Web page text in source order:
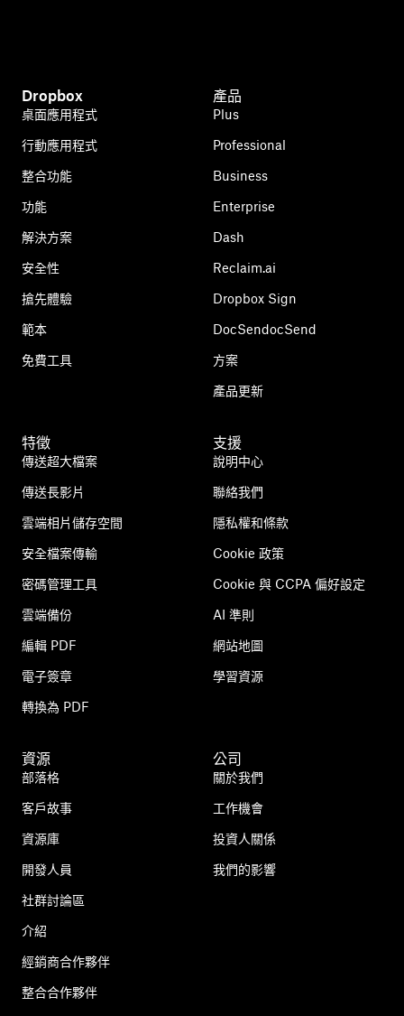
Dropbox
桌面應用程式
行動應用程式
整合功能
功能
解決方案
安全性
搶先體驗
範本
免費工具
產品
Plus
Professional
Business
Enterprise
Dash
Reclaim.ai
Dropbox Sign
DocSendocSend
方案
產品更新
特徵
傳送超大檔案
傳送長影片
雲端相片儲存空間
安全檔案傳輸
密碼管理工具
雲端備份
編輯 PDF
電子簽章
轉換為 PDF
支援
說明中心
聯絡我們
隱私權和條款
Cookie 政策
Cookie 與 CCPA 偏好設定
AI 準則
網站地圖
學習資源
資源
部落格
客戶故事
資源庫
開發人員
社群討論區
介紹
經銷商合作夥伴
整合合作夥伴
公司
關於我們
工作機會
投資人關係
我們的影響